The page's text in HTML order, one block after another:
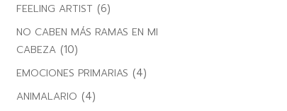
FEELING ARTIST (6)
NO CABEN MÁS RAMAS EN MI
CABEZA (10)
EMOCIONES PRIMARIAS (4)
ANIMALARIO (4)